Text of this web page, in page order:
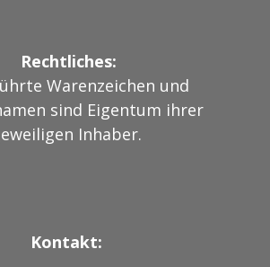
Rechtliches:
Warenzeichen und
sind Eigentum ihrer
Inhaber.
Kontakt: